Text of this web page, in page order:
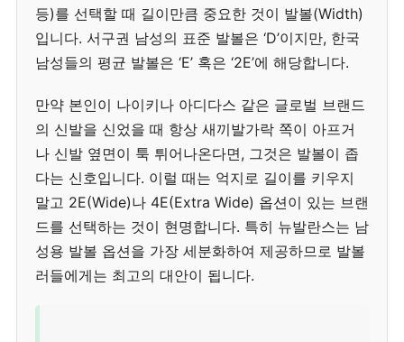
등)를 선택할 때 길이만큼 중요한 것이 발볼(Width)
입니다. 서구권 남성의 표준 발볼은 ‘D’이지만, 한국
남성들의 평균 발볼은 ‘E’ 혹은 ‘2E’에 해당합니다.
만약 본인이 나이키나 아디다스 같은 글로벌 브랜드
의 신발을 신었을 때 항상 새끼발가락 쪽이 아프거
나 신발 옆면이 툭 튀어나온다면, 그것은 발볼이 좁
다는 신호입니다. 이럴 때는 억지로 길이를 키우지
말고 2E(Wide)나 4E(Extra Wide) 옵션이 있는 브랜
드를 선택하는 것이 현명합니다. 특히 뉴발란스는 남
성용 발볼 옵션을 가장 세분화하여 제공하므로 발볼
러들에게는 최고의 대안이 됩니다.